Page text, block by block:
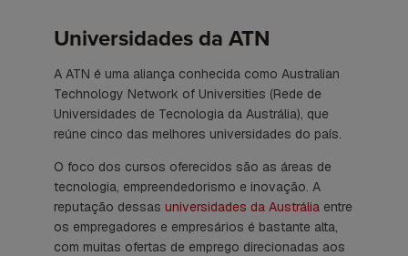
Universidades da ATN
A ATN é uma aliança conhecida como Australian
Technology Network of Universities (Rede de
Universidades de Tecnologia da Austrália), que
reúne cinco das melhores universidades do país.
O foco dos cursos oferecidos são as áreas de
tecnologia, empreendedorismo e inovação. A
reputação dessas universidades da Austrália entre
os empregadores e empresários é bastante alta,
com muitas ofertas de emprego direcionadas aos